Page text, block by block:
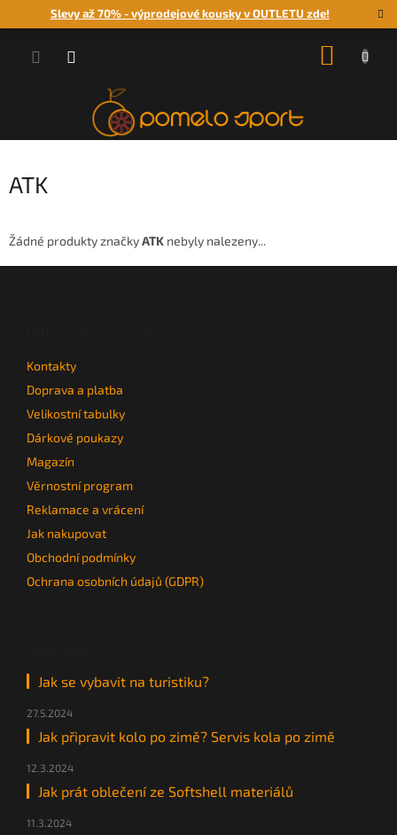
Slevy až 70% - výprodejové kousky v OUTLETU zde!
ATK
Žádné produkty značkyATK nebyly nalezeny...
Kontakty
Doprava a platba
Velikostní tabulky
Dárkové poukazy
Magazín
Věrnostní program
Reklamace a vrácení
Jak nakupovat
Obchodní podmínky
Ochrana osobních údajů (GDPR)
Jak se vybavit na turistiku?
27.5.2024
Jak připravit kolo po zimě? Servis kola po zimě
12.3.2024
Jak prát oblečení ze Softshell materiálů
11.3.2024